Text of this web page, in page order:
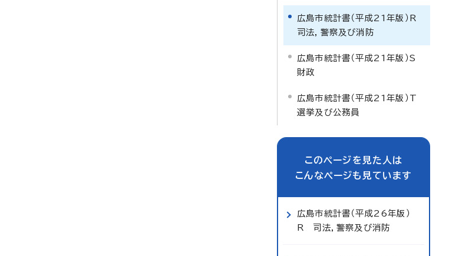
広島市統計書（平成21年版）R
司法，警察及び消防
広島市統計書（平成21年版）S
財政
広島市統計書（平成21年版）T
選挙及び公務員
このページを見た人は
こんなページも見ています
広島市統計書（平成26年版）
R 司法，警察及び消防